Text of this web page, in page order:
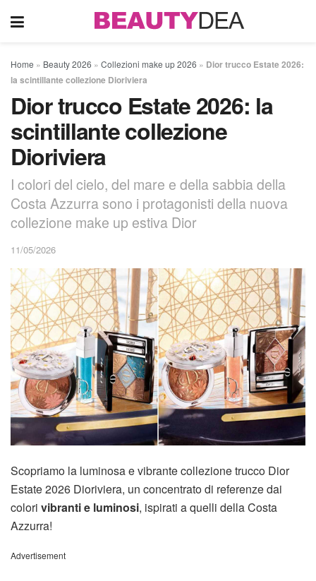
Home » Beauty 2026 » Collezioni make up 2026 » Dior trucco Estate 2026:
la scintillante collezione Dioriviera
Dior trucco Estate 2026: la
scintillante collezione
Dioriviera
I colori del cielo, del mare e della sabbia della
Costa Azzurra sono i protagonisti della nuova
collezione make up estiva Dior
11/05/2026
Scopriamo la luminosa e vibrante collezione trucco Dior
Estate 2026 Dioriviera, un concentrato di referenze dai
colori vibranti e luminosi, ispirati a quelli della Costa
Azzurra!
Advertisement